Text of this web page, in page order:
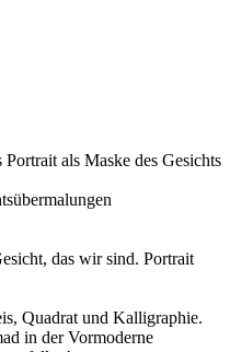
als Maske des Gesichts
das wir sind. Portrait
Quadrat und Kalligraphie.
in der Vormoderne